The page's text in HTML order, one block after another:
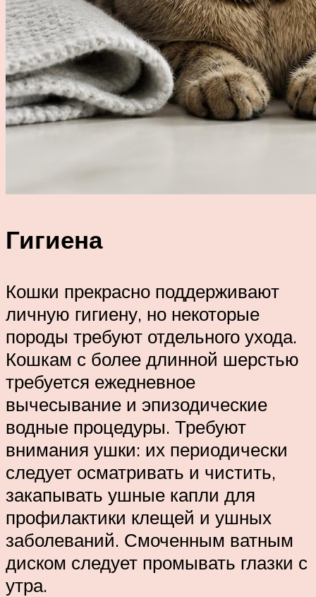
Гигиена
Кошки прекрасно поддерживают
личную гигиену, но некоторые
породы требуют отдельного ухода.
Кошкам с более длинной шерстью
требуется ежедневное
вычесывание и эпизодические
водные процедуры. Требуют
внимания ушки: их периодически
следует осматривать и чистить,
закапывать ушные капли для
профилактики клещей и ушных
заболеваний. Смоченным ватным
диском следует промывать глазки с
утра.